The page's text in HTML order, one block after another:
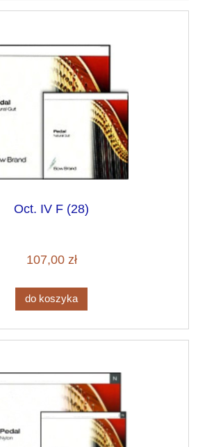
Oct. IV F (28)
107,00 zł
do koszyka